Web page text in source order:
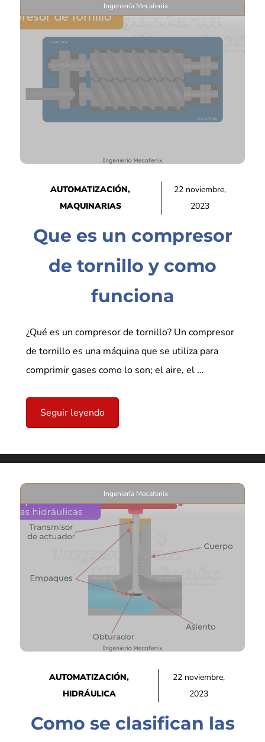
Ingeniería Mecafenix
AUTOMATIZACIÓN,
MAQUINARIAS
22 noviembre,
2023
Que es un compresor
de tornillo y como
funciona
¿Qué es un compresor de tornillo? Un compresor
de tornillo es una máquina que se utiliza para
comprimir gases como lo son; el aire, el …
Seguir leyendo
Ingeniería Mecafenix
AUTOMATIZACIÓN,
HIDRÁULICA
22 noviembre,
2023
Como se clasifican las